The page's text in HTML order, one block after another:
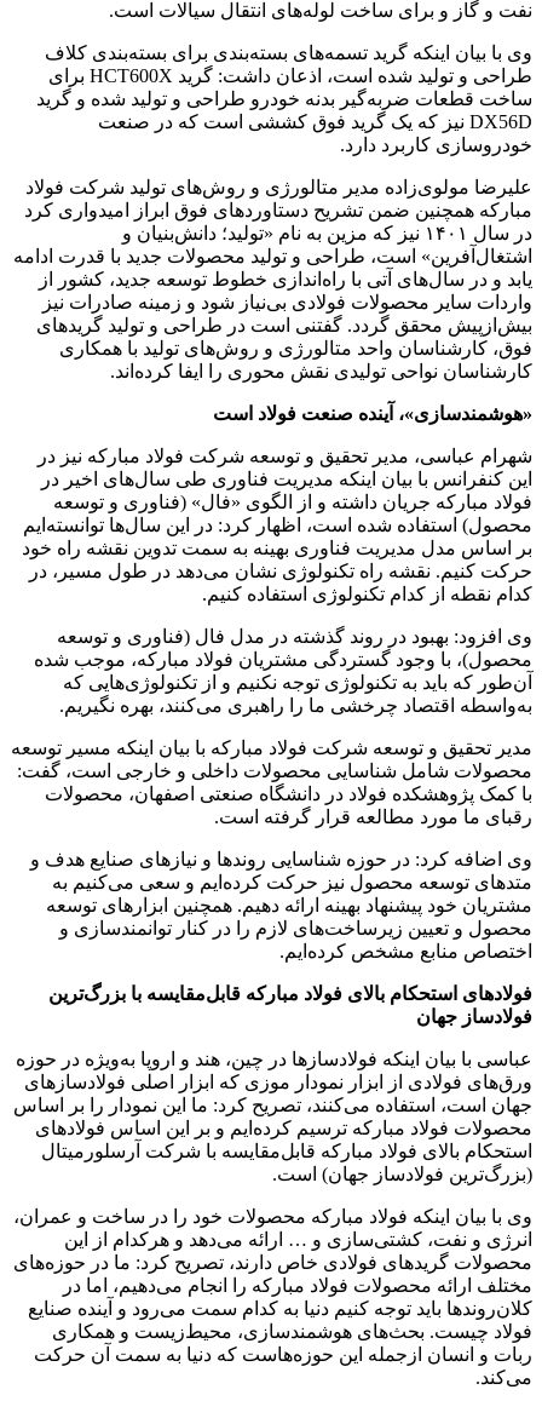
نفت و گاز و برای ساخت لوله‌های انتقال سیالات است.
وی با بیان اینکه گرید تسمه‌های بسته‌بندی برای بسته‌بندی کلاف
طراحی و تولید شده است، اذعان داشت: گرید HCT600X برای
ساخت قطعات ضربه‌گیر بدنه خودرو طراحی و تولید شده و گرید
DX56D نیز که یک گرید فوق کششی است که در صنعت
خودروسازی کاربرد دارد.
علیرضا مولوی‌زاده مدیر متالورژی و روش‌های تولید شرکت فولاد
مبارکه همچنین ضمن تشریح دستاوردهای فوق ابراز امیدواری کرد
در سال ۱۴۰۱ نیز که مزین به نام «تولید؛ دانش‌بنیان و
اشتغال‌آفرین» است، طراحی و تولید محصولات جدید با قدرت ادامه
یابد و در سال‌های آتی با راه‌اندازی خطوط توسعه جدید، کشور از
واردات سایر محصولات فولادی بی‌نیاز شود و زمینه صادرات نیز
بیش‌ازپیش محقق گردد. گفتنی است در طراحی و تولید گریدهای
فوق، کارشناسان واحد متالورژی و روش‌های تولید با همکاری
کارشناسان نواحی تولیدی نقش محوری را ایفا کرده‌اند.
«هوشمندسازی»، آینده صنعت فولاد است
شهرام عباسی، مدیر تحقیق و توسعه شرکت فولاد مبارکه نیز در
این کنفرانس با بیان اینکه مدیریت فناوری طی سال‌های اخیر در
فولاد مبارکه جریان داشته و از الگوی «فال» (فناوری و توسعه
محصول) استفاده شده است، اظهار کرد: در این سال‌ها توانسته‌ایم
بر اساس مدل مدیریت فناوری بهینه به سمت تدوین نقشه راه خود
حرکت کنیم. نقشه راه تکنولوژی نشان می‌دهد در طول مسیر، در
کدام نقطه از کدام تکنولوژی استفاده کنیم.
وی افزود: بهبود در روند گذشته در مدل فال (فناوری و توسعه
محصول)، با وجود گستردگی مشتریان فولاد مبارکه، موجب شده
آن‌طور که باید به تکنولوژی توجه نکنیم و از تکنولوژی‌هایی که
به‌واسطه اقتصاد چرخشی ما را راهبری می‌کنند، بهره نگیریم.
مدیر تحقیق و توسعه شرکت فولاد مبارکه با بیان اینکه مسیر توسعه
محصولات شامل شناسایی محصولات داخلی و خارجی است، گفت:
با کمک پژوهشکده فولاد در دانشگاه صنعتی اصفهان، محصولات
رقبای ما مورد مطالعه قرار گرفته است.
وی اضافه کرد: در حوزه شناسایی روندها و نیازهای صنایع هدف و
متدهای توسعه محصول نیز حرکت کرده‌ایم و سعی می‌کنیم به
مشتریان خود پیشنهاد بهینه ارائه دهیم. همچنین ابزارهای توسعه
محصول و تعیین زیرساخت‌های لازم را در کنار توانمندسازی و
اختصاص منابع مشخص کرده‌ایم.
فولادهای استحکام بالای فولاد مبارکه قابل‌مقایسه با بزرگ‌ترین
فولادساز جهان
عباسی با بیان اینکه فولادسازها در چین، هند و اروپا به‌ویژه در حوزه
ورق‌های فولادی از ابزار نمودار موزی که ابزار اصلی فولادسازهای
جهان است، استفاده می‌کنند، تصریح کرد: ما این نمودار را بر اساس
محصولات فولاد مبارکه ترسیم کرده‌ایم و بر این اساس فولادهای
استحکام بالای فولاد مبارکه قابل‌مقایسه با شرکت آرسلورمیتال
(بزرگ‌ترین فولادساز جهان) است.
وی با بیان اینکه فولاد مبارکه محصولات خود را در ساخت و عمران،
انرژی و نفت، کشتی‌سازی و … ارائه می‌دهد و هرکدام از این
محصولات گریدهای فولادی خاص دارند، تصریح کرد: ما در حوزه‌های
مختلف ارائه محصولات فولاد مبارکه را انجام می‌دهیم، اما در
کلان‌روندها باید توجه کنیم دنیا به کدام سمت می‌رود و آینده صنایع
فولاد چیست. بحث‌های هوشمندسازی، محیط‌زیست و همکاری
ربات و انسان ازجمله این حوزه‌هاست که دنیا به سمت آن حرکت
می‌کند.